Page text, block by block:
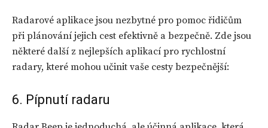
Radarové aplikace jsou nezbytné pro pomoc řidičům
při plánování jejich cest efektivně a bezpečně. Zde jsou
některé další z nejlepších aplikací pro rychlostní
radary, které mohou učinit vaše cesty bezpečnější:
6. Pípnutí radaru